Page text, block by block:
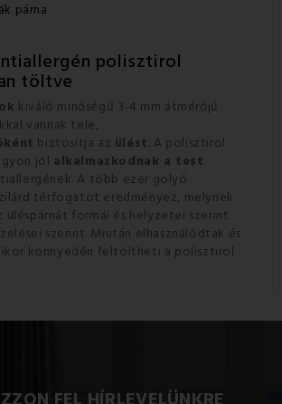
párna
polisztirol
töltve
kiváló minőségű 3-4 mm átmérőjű
vannak tele,
biztosítja az ülést. A polisztirol
jól alkalmazkodnak a test
A több ezer golyó
térfogatot eredményez, melynek
üléspárnát formái és helyzetei szerint
szerint. Miután elhasználódtak és
könnyedén feltöltheti a polisztirol